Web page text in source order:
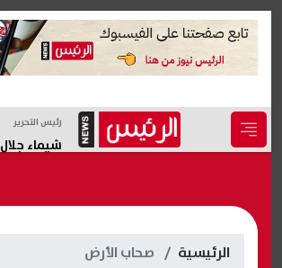
رئيس التحرير
شيماء جلال
الرئيسية صحاب الأرض